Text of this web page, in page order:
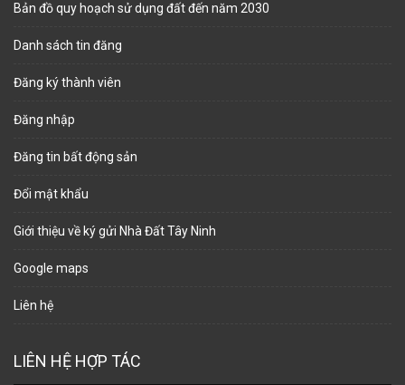
Bản đồ quy hoạch sử dụng đất đến năm 2030
Danh sách tin đăng
Đăng ký thành viên
Đăng nhập
Đăng tin bất động sản
Đổi mật khẩu
Giới thiệu về ký gửi Nhà Đất Tây Ninh
Google maps
Liên hệ
LIÊN HỆ HỢP TÁC